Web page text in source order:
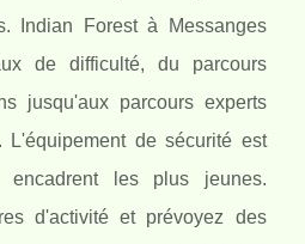
Indian Forest à Messanges
de difficulté, du parcours
jusqu'aux parcours experts
L'équipement de sécurité est
les plus jeunes.
d'activité et prévoyez des